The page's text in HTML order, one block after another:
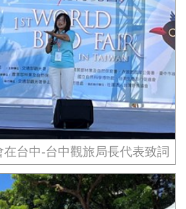
台中-台中觀旅局長代表致詞